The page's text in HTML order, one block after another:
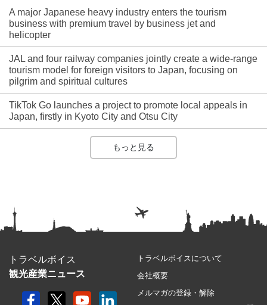
A major Japanese heavy industry enters the tourism
business with premium travel by business jet and
helicopter
JAL and four railway companies jointly create a wide-range
tourism model for foreign visitors to Japan, focusing on
pilgrim and spiritual cultures
TikTok Go launches a project to promote local appeals in
Japan, firstly in Kyoto City and Otsu City
もっと見る
トラベルボイス
観光産業ニュース
トラベルボイスについて
会社概要
メルマガの登録・解除